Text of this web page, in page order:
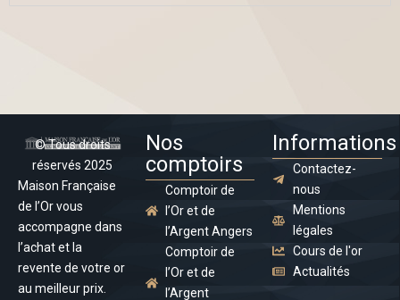
© Tous droits
réservés 2025
Maison Française
de l’Or vous
accompagne dans
l’achat et la
revente de votre or
au meilleur prix.
Nos
comptoirs
Comptoir de
l’Or et de
l’Argent Angers
Comptoir de
l’Or et de
l’Argent
Informations
Contactez-
nous
Mentions
légales
Cours de l'or
Actualités